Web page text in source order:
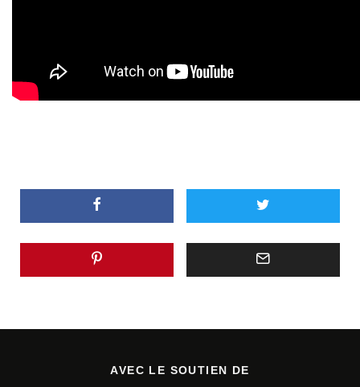
AVEC LE SOUTIEN DE